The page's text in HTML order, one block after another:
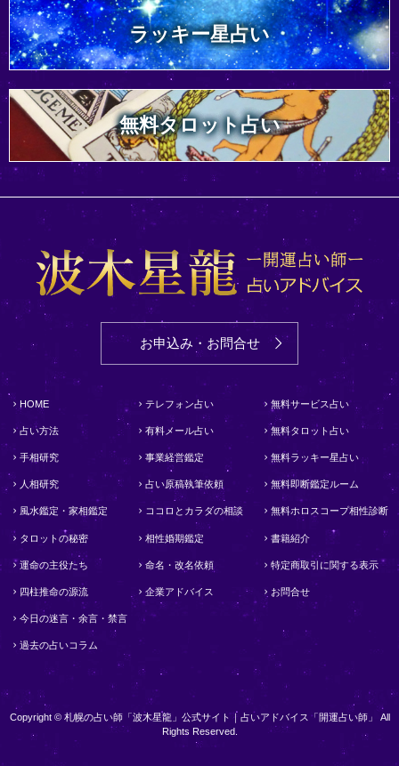
ラッキー星占い
無料タロット占い
お申込み・お問合せ
HOME
占い方法
手相研究
人相研究
風水鑑定・家相鑑定
タロットの秘密
運命の主役たち
四柱推命の源流
今日の迷言・余言・禁言
過去の占いコラム
テレフォン占い
有料メール占い
事業経営鑑定
占い原稿執筆依頼
ココロとカラダの相談
相性婚期鑑定
命名・改名依頼
企業アドバイス
無料サービス占い
無料タロット占い
無料ラッキー星占い
無料即断鑑定ルーム
無料ホロスコープ相性診断
書籍紹介
特定商取引に関する表示
お問合せ
Copyright © 札幌の占い師「波木星龍」公式サイト｜占いアドバイス「開運占い師」 All
Rights Reserved.